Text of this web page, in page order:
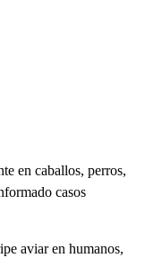
en caballos, perros,
casos
aviar en humanos,